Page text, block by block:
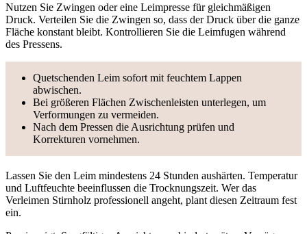
Nutzen Sie Zwingen oder eine Leimpresse für gleichmäßigen
Druck. Verteilen Sie die Zwingen so, dass der Druck über die ganze
Fläche konstant bleibt. Kontrollieren Sie die Leimfugen während
des Pressens.
Quetschenden Leim sofort mit feuchtem Lappen
abwischen.
Bei größeren Flächen Zwischenleisten unterlegen, um
Verformungen zu vermeiden.
Nach dem Pressen die Ausrichtung prüfen und
Korrekturen vornehmen.
Lassen Sie den Leim mindestens 24 Stunden aushärten. Temperatur
und Luftfeuchte beeinflussen die Trocknungszeit. Wer das
Verleimen Stirnholz professionell angeht, plant diesen Zeitraum fest
ein.